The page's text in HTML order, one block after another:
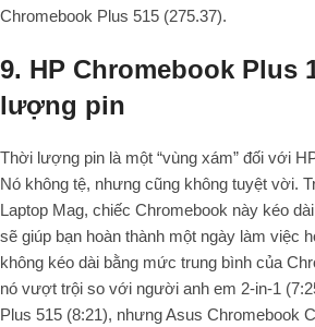
Chromebook Plus 515 (275.37).
9. HP Chromebook Plus
lượng pin
Thời lượng pin là một “vùng xám” đối với
Nó không tệ, nhưng cũng không tuyệt vời.
Laptop Mag, chiếc Chromebook này kéo
sẽ giúp bạn hoàn thành một ngày làm việc
không kéo dài bằng mức trung bình của
nó vượt trội so với người anh em 2-in-1
Plus 515 (8:21), nhưng Asus Chromebook